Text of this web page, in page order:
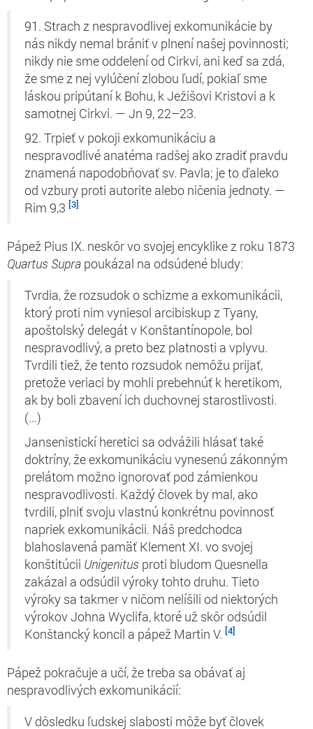
91. Strach z nespravodlivej exkomunikácie by
nás nikdy nemal brániť v plnení našej povinnosti;
nikdy nie sme oddelení od Cirkvi, ani keď sa zdá,
že sme z nej vylúčení zlobou ľudí, pokiaľ sme
láskou pripútaní k Bohu, k Ježišovi Kristovi a k
samotnej Cirkvi. — Jn 9, 22–23.
92. Trpieť v pokoji exkomunikáciu a
nespravodlivé anatéma radšej ako zradiť pravdu
znamená napodobňovať sv. Pavla; je to ďaleko
od vzbury proti autorite alebo ničenia jednoty. —
Rim 9,3 [3]
Pápež Pius IX. neskôr vo svojej encyklike z roku 1873
Quartus Supra poukázal na odsúdené bludy:
Tvrdia, že rozsudok o schizme a exkomunikácii,
ktorý proti nim vyniesol arcibiskup z Tyany,
apoštolský delegát v Konštantínopole, bol
nespravodlivý, a preto bez platnosti a vplyvu.
Tvrdili tiež, že tento rozsudok nemôžu prijať,
pretože veriaci by mohli prebehnúť k heretikom,
ak by boli zbavení ich duchovnej starostlivosti.
(…)
Jansenistickí heretici sa odvážili hlásať také
doktríny, že exkomunikáciu vynesenú zákonným
prelátom možno ignorovať pod zámienkou
nespravodlivosti. Každý človek by mal, ako
tvrdili, plniť svoju vlastnú konkrétnu povinnosť
napriek exkomunikácii. Náš predchodca
blahoslavená pamäť Klement XI. vo svojej
konštitúcii Unigenitus proti bludom Quesnella
zakázal a odsúdil výroky tohto druhu. Tieto
výroky sa takmer v ničom nelíšili od niektorých
výrokov Johna Wyclifa, ktoré už skôr odsúdil
Konštancký koncil a pápež Martin V. [4]
Pápež pokračuje a učí, že treba sa obávať aj
nespravodlivých exkomunikácií:
V dôsledku ľudskej slabosti môže byť človek